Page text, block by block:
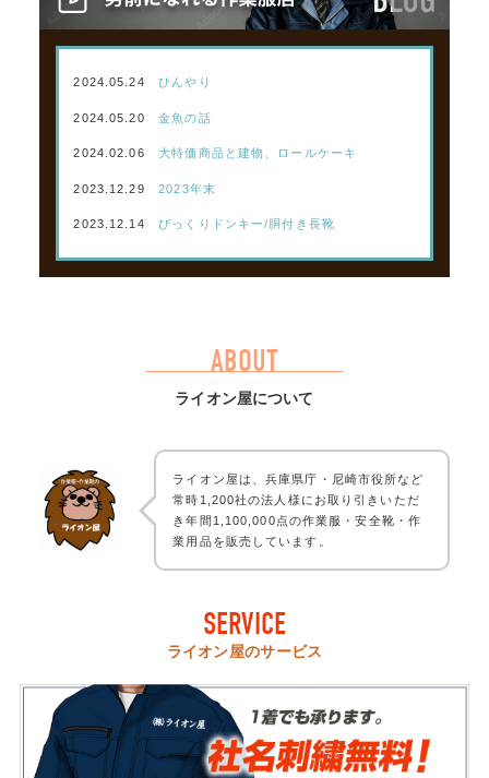
2024.05.24 ひんやり
2024.05.20 金魚の話
2024.02.06 大特価商品と建物、ロールケーキ
2023.12.29 2023年末
2023.12.14 びっくりドンキー/胴付き長靴
ABOUT
ライオン屋について
ライオン屋は、兵庫県庁・尼崎市役所など
常時1,200社の法人様にお取り引きいただ
き年間1,100,000点の作業服・安全靴・作
業用品を販売しています。
SERVICE
ライオン屋のサービス